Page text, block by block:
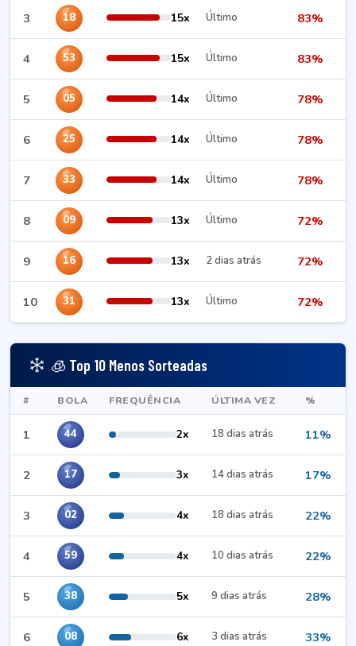
3 18 15x Último 83%
4 53 15x Último 83%
5 05 14x Último 78%
6 25 14x Último 78%
7 33 14x Último 78%
8 09 13x Último 72%
9 16 13x 2 dias atrás 72%
10 31 13x Último 72%
🧊 Top 10 Menos Sorteadas
# BOLA FREQUÊNCIA ÚLTIMA VEZ %
1 44 2x 18 dias atrás 11%
2 17 3x 14 dias atrás 17%
3 02 4x 18 dias atrás 22%
4 59 4x 10 dias atrás 22%
5 38 5x 9 dias atrás 28%
6 08 6x 3 dias atrás 33%